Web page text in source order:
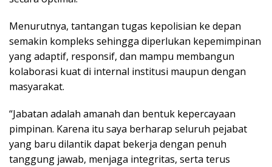
Menurutnya, tantangan tugas kepolisian ke depan
semakin kompleks sehingga diperlukan kepemimpinan
yang adaptif, responsif, dan mampu membangun
kolaborasi kuat di internal institusi maupun dengan
masyarakat.
“Jabatan adalah amanah dan bentuk kepercayaan
pimpinan. Karena itu saya berharap seluruh pejabat
yang baru dilantik dapat bekerja dengan penuh
tanggung jawab, menjaga integritas, serta terus